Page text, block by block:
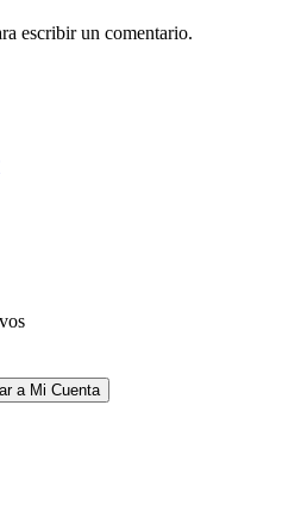
escribir un comentario.
a Mi Cuenta